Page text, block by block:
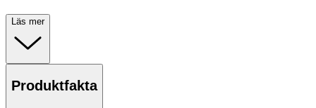
Läs mer
Produktfakta